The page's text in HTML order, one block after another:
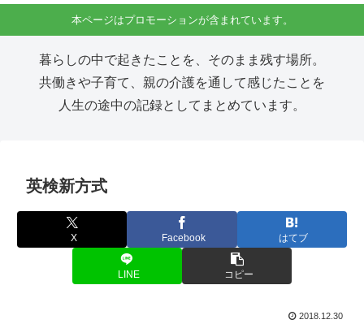
本ページはプロモーションが含まれています。
暮らしの中で起きたことを、そのまま残す場所。
共働きや子育て、親の介護を通して感じたことを
人生の途中の記録としてまとめています。
英検新方式
X Facebook はてブ
LINE コピー
2018.12.30